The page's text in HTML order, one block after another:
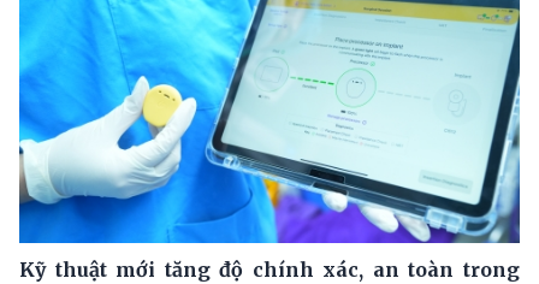
Kỹ thuật mới tăng độ chính xác, an toàn trong